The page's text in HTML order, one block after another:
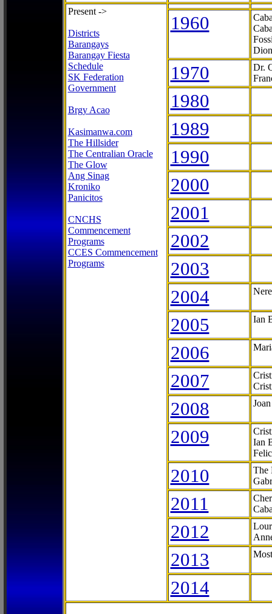
Present ->
Districts
Barangays
Barangay Fiesta
Schedule
SK Federation
Government
Brgy Acao
Kasimanwa.com
The Hillsider
The Centralian Oracle
The Glow
Ang Sinag
Kroniko
Panicitos
CNCHS
Commencement
Programs
CCES Commencement
Programs
1960
1970
Dr.
1980
1989
1990
2000
2001
2002
2003
2004
2005 Ian
2006
2007
2008
2009
Ian
2010
The
2011
2012
2013
2014